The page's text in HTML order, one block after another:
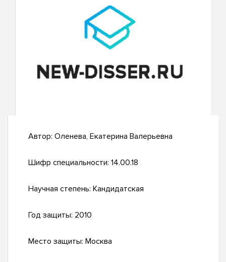
Автор: Оленева, Екатерина Валерьевна
Шифр специальности: 14.00.18
Научная степень: Кандидатская
Год защиты: 2010
Место защиты: Москва